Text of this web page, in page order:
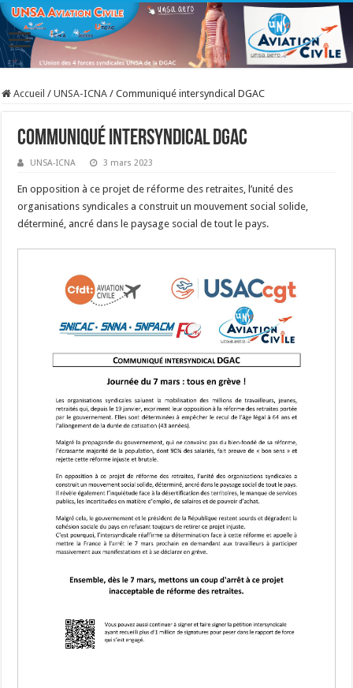
Accueil / UNSA-ICNA / Communiqué intersyndical DGAC
Communiqué intersyndical DGAC
UNSA-ICNA 3 mars 2023
En opposition à ce projet de réforme des retraites, l’unité des
organisations syndicales a construit un mouvement social solide,
déterminé, ancré dans le paysage social de tout le pays.